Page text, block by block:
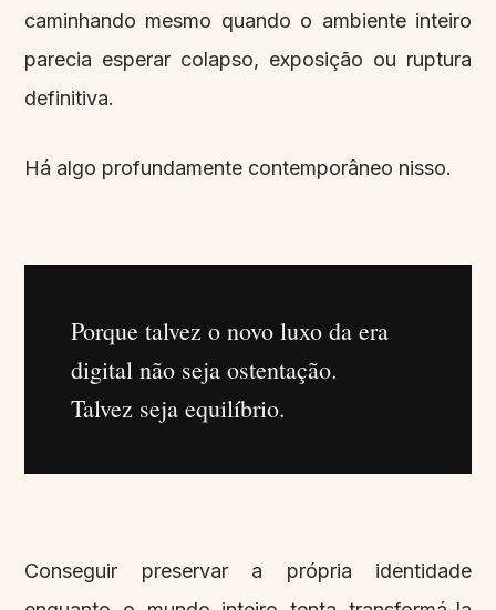
caminhando mesmo quando o ambiente inteiro
parecia esperar colapso, exposição ou ruptura
definitiva.
Há algo profundamente contemporâneo nisso.
Porque talvez o novo luxo da era
digital não seja ostentação.
Talvez seja equilíbrio.
Conseguir preservar a própria identidade